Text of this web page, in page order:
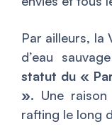
Par ailleurs, la
d’eau
statut du «
». Une
rafting le long